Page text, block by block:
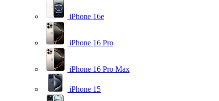
iPhone 16e
iPhone 16 Pro
iPhone 16 Pro Max
iPhone 15